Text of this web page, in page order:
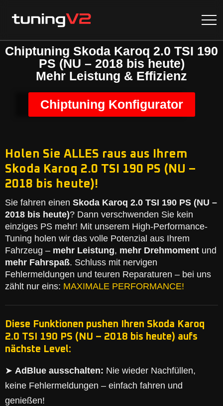
Chiptuning Skoda Karoq 2.0 TSI 190
PS (NU – 2018 bis heute)
Mehr Leistung & Effizienz
Chiptuning Konfigurator
Holen Sie ALLES raus aus Ihrem
Skoda Karoq 2.0 TSI 190 PS (NU –
2018 bis heute)!
Sie fahren einen Skoda Karoq 2.0 TSI 190 PS (NU –
2018 bis heute)? Dann verschwenden Sie kein
einziges PS mehr! Mit unserem High-Performance-
Tuning holen wir das volle Potenzial aus Ihrem
Fahrzeug – mehr Leistung, mehr Drehmoment und
mehr Fahrspaß. Schluss mit nervigen
Fehlermeldungen und teuren Reparaturen – bei uns
zählt nur eins: MAXIMALE PERFORMANCE!
Diese Funktionen pushen Ihren Skoda Karoq
2.0 TSI 190 PS (NU – 2018 bis heute) aufs
nächste Level:
➤ AdBlue ausschalten: Nie wieder Nachfüllen,
keine Fehlermeldungen – einfach fahren und
genießen!